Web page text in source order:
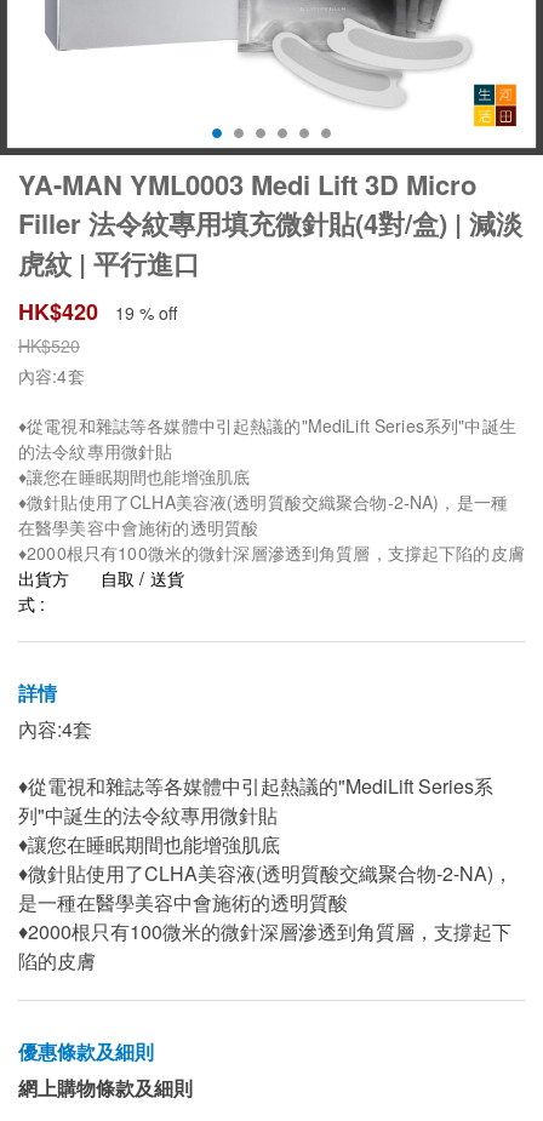
YA-MAN YML0003 Medi Lift 3D Micro
Filler 法令紋專用填充微針貼(4對/盒) | 減淡
虎紋 | 平行進口
HK$420
19 % off
HK$520
內容:4套
♦從電視和雜誌等各媒體中引起熱議的"MediLift Series系列"中誕生
的法令紋專用微針貼
♦讓您在睡眠期間也能增強肌底
♦微針貼使用了CLHA美容液(透明質酸交織聚合物-2-NA)，是一種
在醫學美容中會施術的透明質酸
♦2000根只有100微米的微針深層滲透到角質層，支撐起下陷的皮膚
出貨方
式 :
自取 / 送貨
詳情
內容:4套
♦從電視和雜誌等各媒體中引起熱議的"MediLift Series系
列"中誕生的法令紋專用微針貼
♦讓您在睡眠期間也能增強肌底
♦微針貼使用了CLHA美容液(透明質酸交織聚合物-2-NA)，
是一種在醫學美容中會施術的透明質酸
♦2000根只有100微米的微針深層滲透到角質層，支撐起下
陷的皮膚
優惠條款及細則
網上購物條款及細則